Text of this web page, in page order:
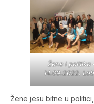
Žene i politika
14.09.2022.
Žene jesu bitne u